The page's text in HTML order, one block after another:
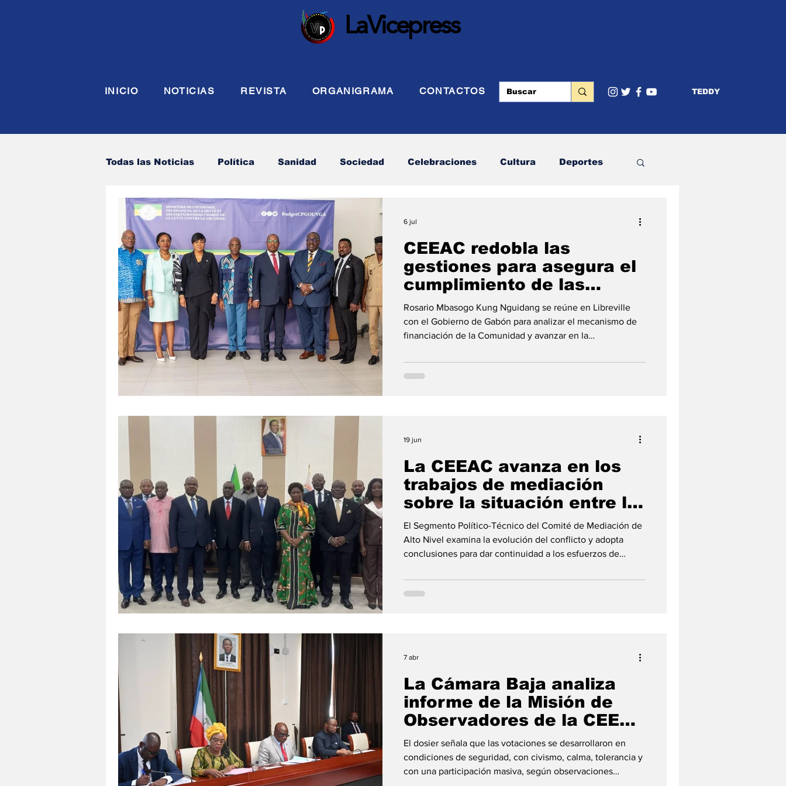
LaVicepress
INICIO NOTICIAS REVISTA ORGANIGRAMA CONTACTOS TEDDY
Todas las Noticias Política Sanidad Sociedad Celebraciones Cultura Deportes
Economia Seguridad y Defensa Turismo
Justicia INTERIOR Energia Asuntos Sociales Telecomunicación Cumbres
Tecnología Agricultura Religión
CEEAC redobla las
gestiones para asegura el
cumplimiento de las
contribuciones de los
estados miembros
Rosario Mbasogo Kung Nguidang se reúne en Libreville
con el Gobierno de Gabón para analizar el mecanismo de
financiación de la Comunidad y avanzar en la
Integración. La estabilidad financiera de la Comunidad
Económica de los Estados de África Central (CEEAC) volvió
6 jul
La CEEAC avanza en los
trabajos de mediación
sobre la situación entre la
RDC y Ruanda
El Segmento Político-Técnico del Comité de Mediación de
Alto Nivel examina la evolución del conflicto y adopta
conclusiones para dar continuidad a los esfuerzos de
encabezado por el Ministro de Asuntos Exteriores en
funciones, Simeon Oyono Esono Angue ha participado en
19 jun
La Cámara Baja analiza
informe de la Misión de
Observadores de la CEEAC
que supervisó las
elecciones de Camerún en
2025‎
El dosier señala que las votaciones se desarrollaron en
condiciones de seguridad, con civismo, calma, tolerancia y
con una participación masiva, según observaciones
7 abr